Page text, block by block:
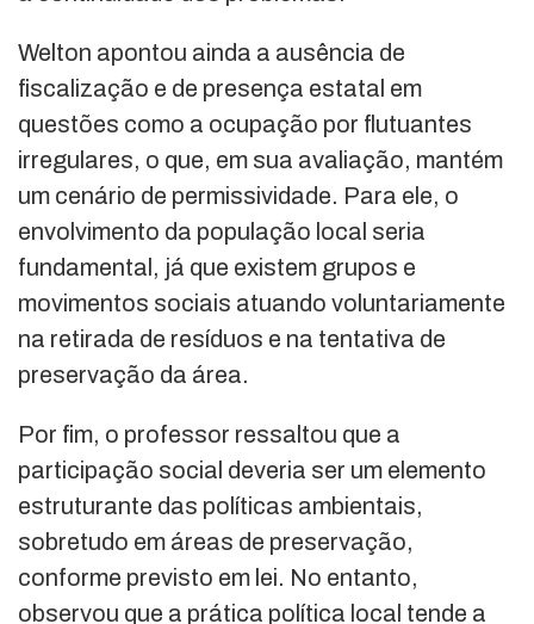
Welton apontou ainda a ausência de
fiscalização e de presença estatal em
questões como a ocupação por flutuantes
irregulares, o que, em sua avaliação, mantém
um cenário de permissividade. Para ele, o
envolvimento da população local seria
fundamental, já que existem grupos e
movimentos sociais atuando voluntariamente
na retirada de resíduos e na tentativa de
preservação da área.
Por fim, o professor ressaltou que a
participação social deveria ser um elemento
estruturante das políticas ambientais,
sobretudo em áreas de preservação,
conforme previsto em lei. No entanto,
observou que a prática política local tende a